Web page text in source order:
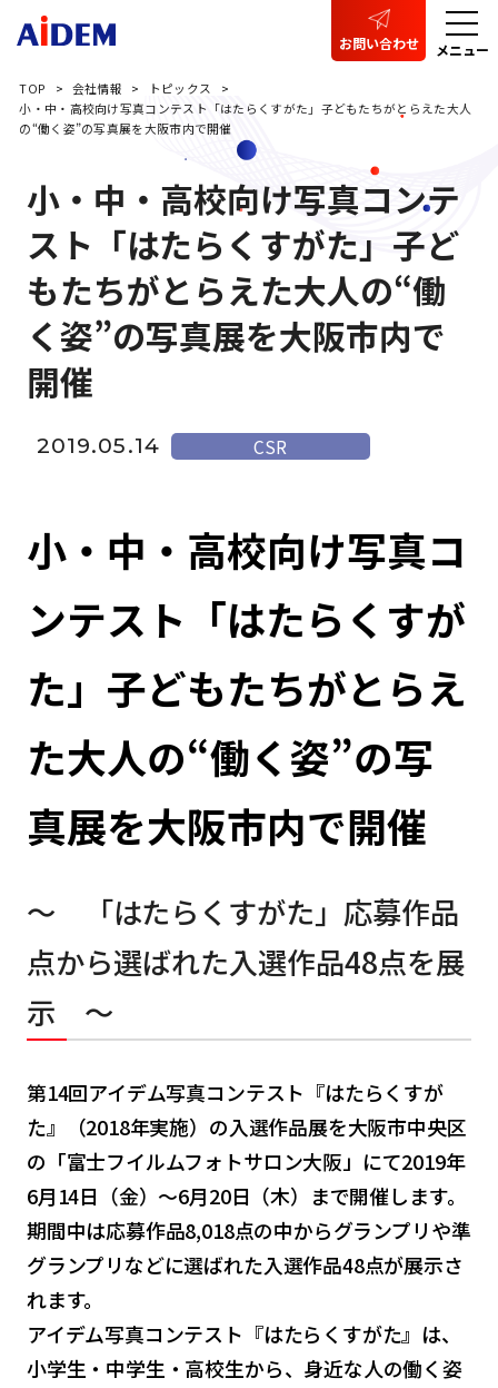
お問い合わせ メニュー
TOP 会社情報
トピックス
小・中・高校向け写真コンテスト「はたらくすがた」子どもたちがとらえた大人
の“働く姿”の写真展を大阪市内で開催
小・中・高校向け写真コンテ
スト「はたらくすがた」子ど
もたちがとらえた大人の“働
く姿”の写真展を大阪市内で
開催
2019.05.14 CSR
小・中・高校向け写真コ
ンテスト「はたらくすが
た」子どもたちがとらえ
た大人の“働く姿”の写
真展を大阪市内で開催
～ 「はたらくすがた」応募作品
点から選ばれた入選作品48点を展
示 ～
第14回アイデム写真コンテスト『はたらくすが
た』（2018年実施）の入選作品展を大阪市中央区
の「富士フイルムフォトサロン大阪」にて2019年
6月14日（金）～6月20日（木）まで開催します。
期間中は応募作品8,018点の中からグランプリや準
グランプリなどに選ばれた入選作品48点が展示さ
れます。
アイデム写真コンテスト『はたらくすがた』は、
小学生・中学生・高校生から、身近な人の働く姿